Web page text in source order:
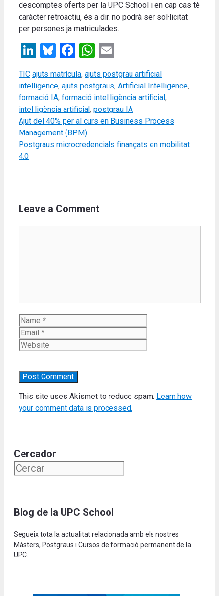
descomptes oferts per la UPC School i en cap cas té
caràcter retroactiu, és a dir, no podrà ser sol·licitat
per persones ja matriculades.
LinkedIn
Bluesky
Facebook
WhatsApp
Categories
TIC Tags
ajuts matrícula, ajuts postgrau artificial
intelligence, ajuts postgraus, Artificial Intelligence,
formació IA, formació intel·ligència artificial ,
intel·ligència artificial , postgrau IA
Ajut del 40% per al curs en Business Process
Management (BPM)
Postgraus microcredencials finançats en mobilitat
4.0
Leave a Comment
Name
This site uses Akismet to reduce spam. Learn how
your comment data is processed.
Cercador
Blog de la UPC School
Segueix tota la actualitat relacionada amb els nostres
Màsters, Postgraus i Cursos de formació permanent de la
UPC.